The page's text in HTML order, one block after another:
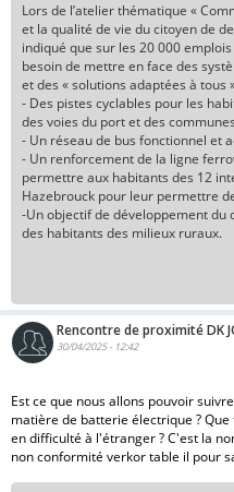
Lors de l’atelier thématique «
et la qualité de vie du citoyen de
indiqué que sur les 20 000
besoin de mettre en face des
et des « solutions adaptées à tous
- Des pistes cyclables pour les
des voies du port et des
- Un réseau de bus fonctionnel et
- Un renforcement de la ligne
permettre aux habitants des 12
Hazebrouck pour leur permettre
-Un objectif de développement
des habitants des milieux ruraux.
Rencontre de proximité DK
30/04/2025 - 12:42
Est ce que nous allons pouvoir
matière de batterie électrique ?
en difficulté à l'étranger ? C'est la
non conformité verkor table il pour